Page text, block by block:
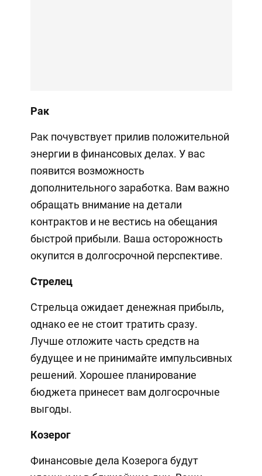
Рак
Рак почувствует прилив положительной
энергии в финансовых делах. У вас
появится возможность
дополнительного заработка. Вам важно
обращать внимание на детали
контрактов и не вестись на обещания
быстрой прибыли. Ваша осторожность
окупится в долгосрочной перспективе.
Стрелец
Стрельца ожидает денежная прибыль,
однако ее не стоит тратить сразу.
Лучше отложите часть средств на
будущее и не принимайте импульсивных
решений. Хорошее планирование
бюджета принесет вам долгосрочные
выгоды.
Козерог
Финансовые дела Козерога будут